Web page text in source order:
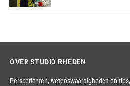
OVER STUDIO RHEDEN
Persberichten, wetenswaardigheden en tips,